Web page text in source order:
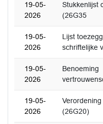
19-05-
2026
Stukkenlijst
(26G35
19-05-
2026
Lijst
schriftelijke
19-05-
2026
Benoeming
19-05-
2026
(26G20)